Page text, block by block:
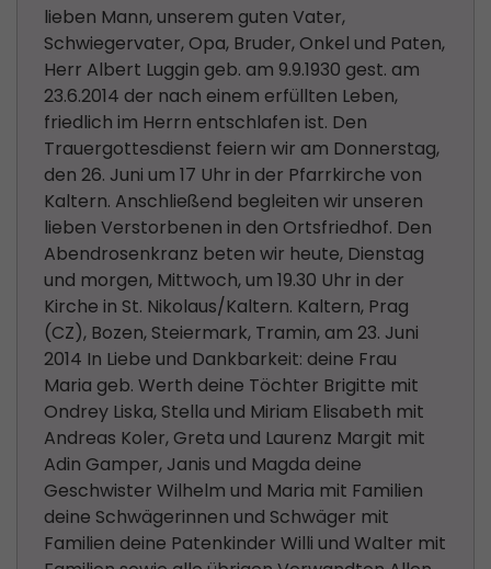
lieben Mann, unserem guten Vater,
Schwiegervater, Opa, Bruder, Onkel und Paten,
Herr Albert Luggin geb. am 9.9.1930 gest. am
23.6.2014 der nach einem erfüllten Leben,
friedlich im Herrn entschlafen ist. Den
Trauergottesdienst feiern wir am Donnerstag,
den 26. Juni um 17 Uhr in der Pfarrkirche von
Kaltern. Anschließend begleiten wir unseren
lieben Verstorbenen in den Ortsfriedhof. Den
Abendrosenkranz beten wir heute, Dienstag
und morgen, Mittwoch, um 19.30 Uhr in der
Kirche in St. Nikolaus/Kaltern. Kaltern, Prag
(CZ), Bozen, Steiermark, Tramin, am 23. Juni
2014 In Liebe und Dankbarkeit: deine Frau
Maria geb. Werth deine Töchter Brigitte mit
Ondrey Liska, Stella und Miriam Elisabeth mit
Andreas Koler, Greta und Laurenz Margit mit
Adin Gamper, Janis und Magda deine
Geschwister Wilhelm und Maria mit Familien
deine Schwägerinnen und Schwäger mit
Familien deine Patenkinder Willi und Walter mit